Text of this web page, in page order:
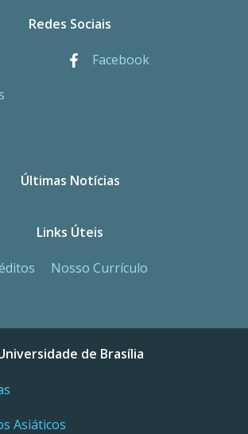
Redes Sociais
Facebook
Últimas Notícias
Links Úteis
Nosso Currículo
de Brasília
Asiáticos